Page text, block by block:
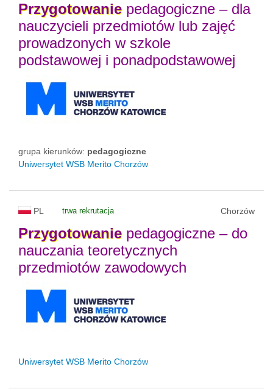
Przygotowaniepedagogiczne – dla
nauczycieli przedmiotów lub zajęć
prowadzonych w szkole
podstawowej i ponadpodstawowej
grupa kierunków: pedagogiczne
Uniwersytet WSB Merito Chorzów
PL trwa rekrutacja Chorzów
Przygotowaniepedagogiczne – do
nauczania teoretycznych
przedmiotów zawodowych
Uniwersytet WSB Merito Chorzów